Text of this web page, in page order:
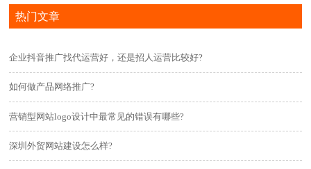
热门文章
企业抖音推广找代运营好，还是招人运营比较好?
如何做产品网络推广?
营销型网站logo设计中最常见的错误有哪些?
深圳外贸网站建设怎么样?